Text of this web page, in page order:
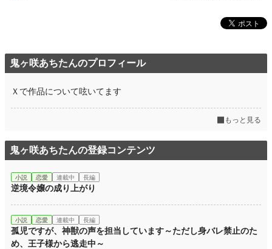
年間ポイント 13,820 pt (25,616 位)
累計ポイント 51,388 pt (43,946 位)
鬼ヶ咲あちたんのプロフィール
Ｘで作品について呟いてます
もっと見る
鬼ヶ咲あちたんの登録コンテンツ
小説 恋愛 連載中 長編
逆境令嬢の成り上がり
小説 恋愛 連載中 長編
孤児ですが、神獣の声を担当しています～ただし身バレ禁止のた
め、王子様から逃走中～